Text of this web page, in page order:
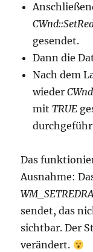
gesendet.
Dann die
Nach dem
wieder
mitTRUE
Das
Ausnahme:
sendet, das
sichtbar. Der
verändert.